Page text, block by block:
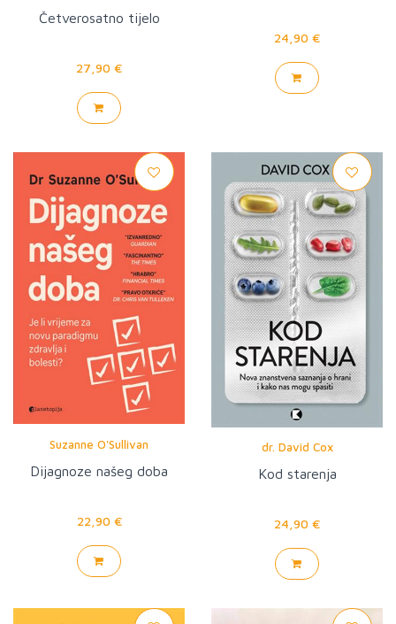
Četverosatno tijelo
27,90 €
24,90 €
Suzanne O'Sullivan
Dijagnoze našeg doba
22,90 €
dr. David Cox
Kod starenja
24,90 €